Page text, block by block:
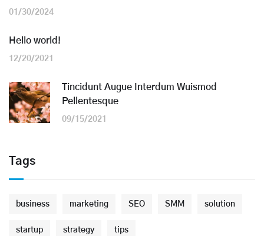
01/30/2024
Hello world!
12/20/2021
Tincidunt Augue Interdum Wuismod
Pellentesque
09/15/2021
Tags
business marketing SEO SMM solution
startup strategy tips